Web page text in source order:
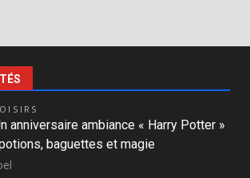
anniversaire ambiance « Harry Potter »
baguettes et magie